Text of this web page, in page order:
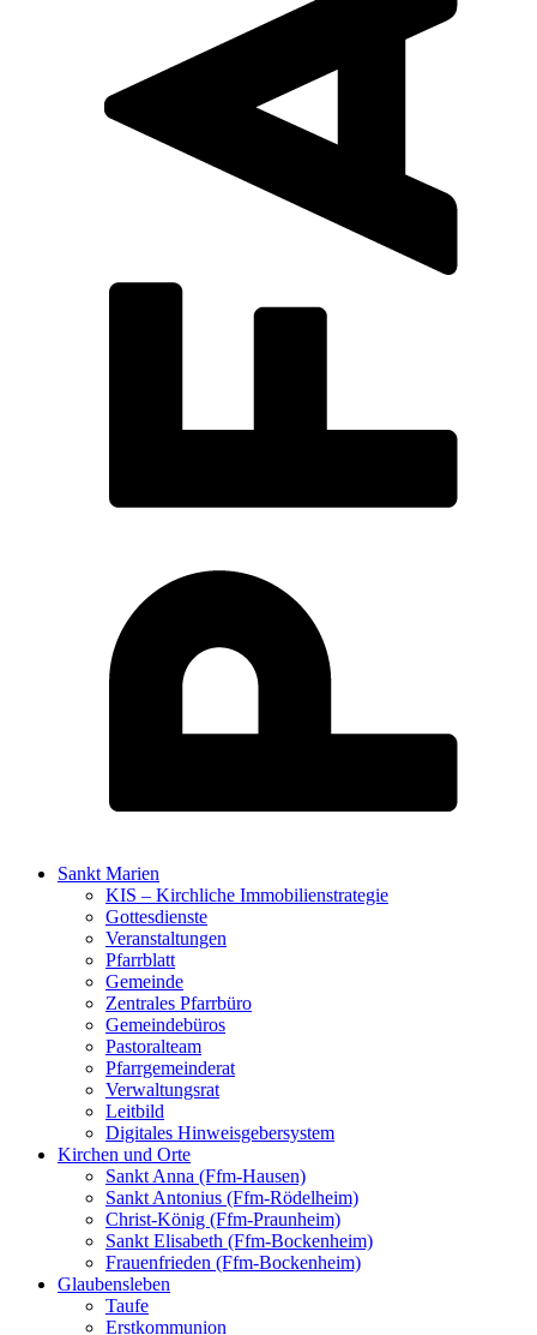
Sankt Marien
KIS – Kirchliche Immobilienstrategie
Gottesdienste
Veranstaltungen
Pfarrblatt
Gemeinde
Zentrales Pfarrbüro
Gemeindebüros
Pastoralteam
Pfarrgemeinderat
Verwaltungsrat
Leitbild
Digitales Hinweisgebersystem
Kirchen und Orte
Sankt Anna (Ffm-Hausen)
Sankt Antonius (Ffm-Rödelheim)
Christ-König (Ffm-Praunheim)
Sankt Elisabeth (Ffm-Bockenheim)
Frauenfrieden (Ffm-Bockenheim)
Glaubensleben
Taufe
Erstkommunion